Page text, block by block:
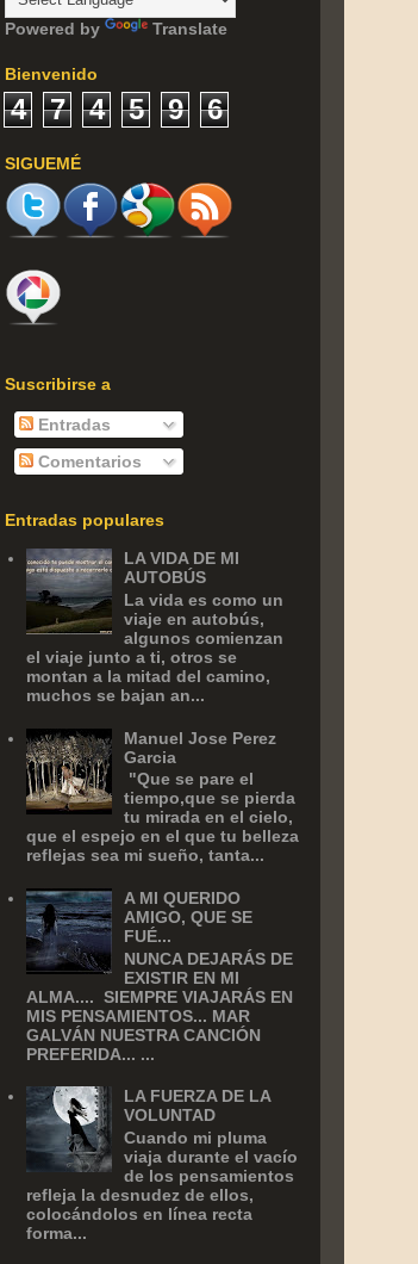
Powered by Translate
Bienvenido
4 7 4 5 9 6
SIGUEMÉ
Suscribirse a
Entradas
Comentarios
Entradas populares
LA VIDA DE MI
AUTOBÚS
La vida es como un
viaje en autobús,
algunos comienzan
el viaje junto a ti, otros se
montan a la mitad del camino,
muchos se bajan an...
Manuel Jose Perez
Garcia
‎ "Que se pare el
tiempo,que se pierda
tu mirada en el cielo,
que el espejo en el que tu belleza
reflejas sea mi sueño, tanta...
A MI QUERIDO
AMIGO, QUE SE
FUÉ...
NUNCA DEJARÁS DE
EXISTIR EN MI
ALMA.... SIEMPRE VIAJARÁS EN
MIS PENSAMIENTOS... MAR
GALVÁN NUESTRA CANCIÓN
PREFERIDA... ...
LA FUERZA DE LA
VOLUNTAD
Cuando mi pluma
viaja durante el vacío
de los pensamientos
refleja la desnudez de ellos,
colocándolos en línea recta
forma...